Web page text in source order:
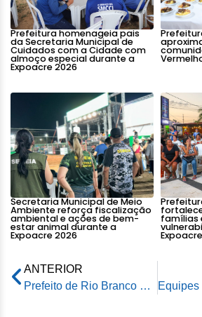
Prefeitura homenageia pais
da Secretaria Municipal de
Cuidados com a Cidade com
almoço especial durante a
Expoacre 2026
Secretaria Municipal de Meio
Ambiente reforça fiscalização
ambiental e ações de bem-
estar animal durante a
Expoacre 2026
famílias
ANTERIOR
Prefeito de Rio Branco participa de festividades de aniversário do bairro Seis de Agosto e início da Revolução Acreana